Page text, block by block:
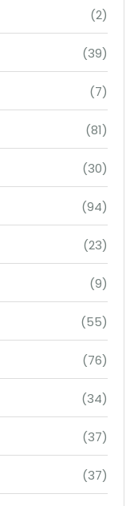
(2)
(39)
(7)
(81)
(30)
(94)
(23)
(9)
(55)
(76)
(34)
(37)
(37)